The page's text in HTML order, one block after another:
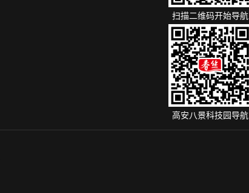
扫描二维码开始导航
高安八景科技园导航